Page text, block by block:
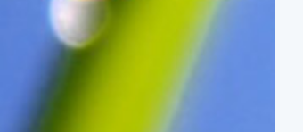
因為父親節不一定逢到星期日
的關係，父親節在感覺上似乎
沒有母親節來得熱絡。不過，
趁著一年一度的父親節，對爸